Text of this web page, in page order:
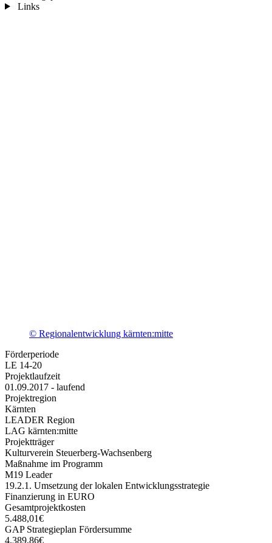
Links
© Regionalentwicklung kärnten:mitte
Förderperiode
LE 14-20
Projektlaufzeit
01.09.2017 - laufend
Projektregion
Kärnten
LEADER Region
LAG kärnten:mitte
Projektträger
Kulturverein Steuerberg-Wachsenberg
Maßnahme im Programm
M19 Leader
19.2.1. Umsetzung der lokalen Entwicklungsstrategie
Finanzierung in EURO
Gesamtprojektkosten
5.488,01€
GAP Strategieplan Fördersumme
4.389,86€